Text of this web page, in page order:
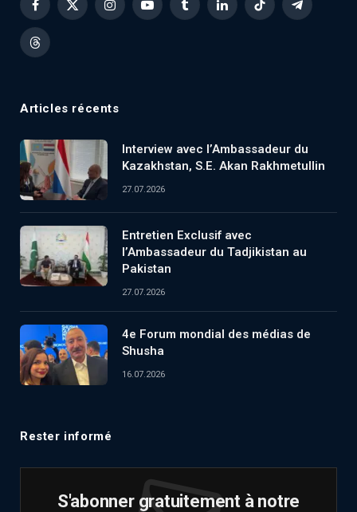
Facebook
X
InstagramYouTubeTumblrLinkedInTikTok Telegram
Threads
Articles récents
Interview avec l’Ambassadeur du
Kazakhstan, S.E. Akan Rakhmetullin
27.07.2026
Entretien Exclusif avec
l’Ambassadeur du Tadjikistan au
Pakistan
27.07.2026
4e Forum mondial des médias de
Shusha
16.07.2026
Rester informé
S'abonner gratuitement à notre